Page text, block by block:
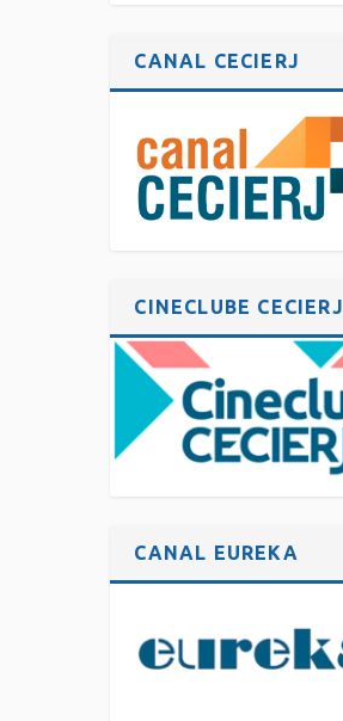
CANAL CECIERJ
CINECLUBE CECIERJ
CANAL EUREKA